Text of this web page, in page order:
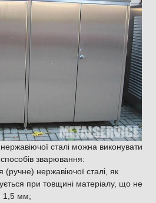
сталі можна виконувати
зварювання:
(ручне) нержавіючої сталі, як
при товщині матеріалу, що не
1,5 мм;